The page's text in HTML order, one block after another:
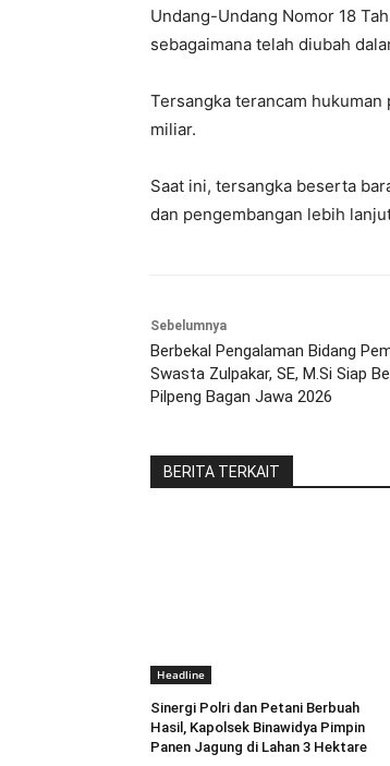
Undang-Undang Nomor 18
sebagaimana telah diubah
Tersangka terancam
miliar.
Saat ini, tersangka beserta
dan pengembangan lebih
Sebelumnya
Berbekal Pengalaman Bidang
Swasta Zulpakar, SE, M.Si Siap
Pilpeng Bagan Jawa 2026
BERITA TERKAIT
Headline
Sinergi Polri dan Petani Berbuah
Hasil, Kapolsek Binawidya Pimpin
Panen Jagung di Lahan 3 Hektare